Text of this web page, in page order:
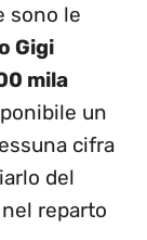
sono le
Gigi
mila
un
cifra
del
reparto